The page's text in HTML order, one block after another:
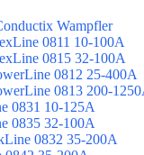
Wampfler
0811 10-100A
0815 32-100A
0812 25-400A
0813 200-
0831 10-125A
0835 32-100A
0832 35-200A